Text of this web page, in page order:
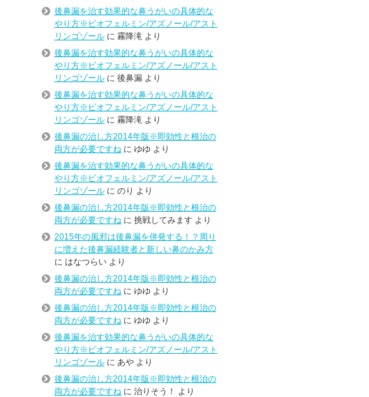
後鼻漏を治す効果的な鼻うがいの具体的な
やり方※ビオフェルミン/アズノール/アスト
リンゴゾールに 霧降滝 より
後鼻漏を治す効果的な鼻うがいの具体的な
やり方※ビオフェルミン/アズノール/アスト
リンゴゾールに 後鼻漏 より
後鼻漏を治す効果的な鼻うがいの具体的な
やり方※ビオフェルミン/アズノール/アスト
リンゴゾールに 霧降滝 より
後鼻漏の治し方2014年版※即効性と根治の
両方が必要ですねに ゆゆ より
後鼻漏を治す効果的な鼻うがいの具体的な
やり方※ビオフェルミン/アズノール/アスト
リンゴゾールに のり より
後鼻漏の治し方2014年版※即効性と根治の
両方が必要ですねに 挑戦してみます より
2015年の風邪は後鼻漏を併発する！？周り
に増えた後鼻漏経験者と新しい鼻のかみ方
に はなつらい より
後鼻漏の治し方2014年版※即効性と根治の
両方が必要ですねに ゆゆ より
後鼻漏の治し方2014年版※即効性と根治の
両方が必要ですねに ゆゆ より
後鼻漏を治す効果的な鼻うがいの具体的な
やり方※ビオフェルミン/アズノール/アスト
リンゴゾールに あや より
後鼻漏の治し方2014年版※即効性と根治の
両方が必要ですねに 治りそう！ より